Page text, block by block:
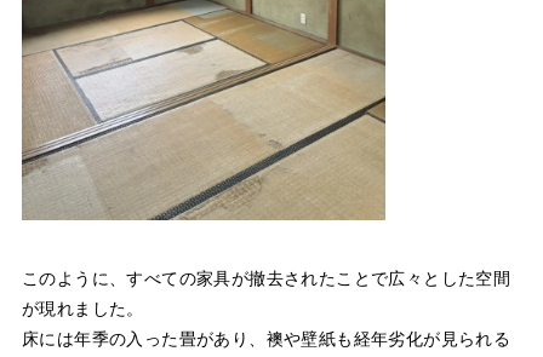
このように、すべての家具が撤去されたことで広々とした空間
が現れました。
床には年季の入った畳があり、襖や壁紙も経年劣化が見られる